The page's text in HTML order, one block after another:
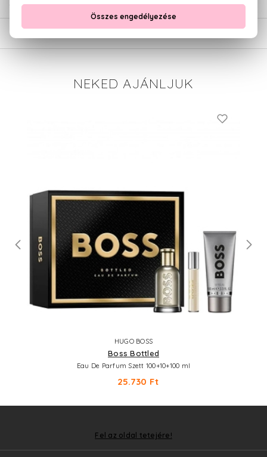
SZÁLLÍTÁS
NEKED AJÁNLJUK
HUGO BOSS
Boss Bottled
Eau De Parfum Szett 100+10+100 ml
25.730 Ft
Fel az oldal tetejére!